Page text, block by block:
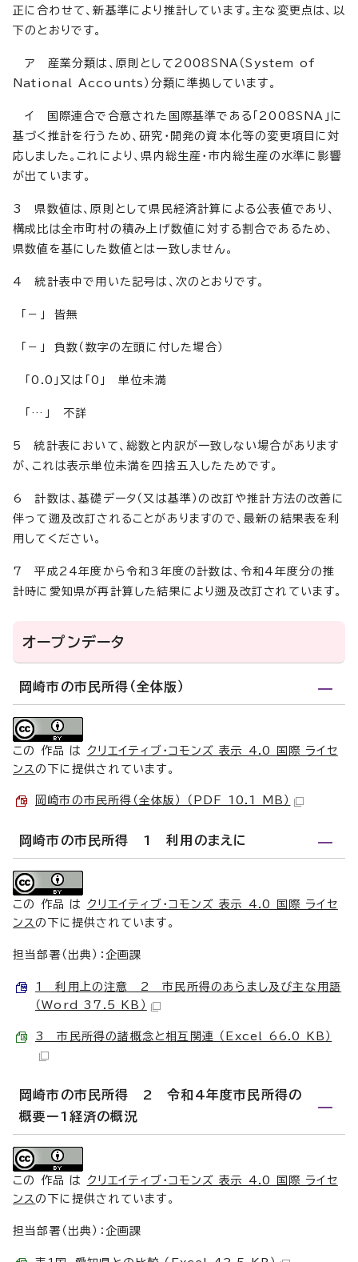
正に合わせて、新基準により推計しています。主な変更点は、以
下のとおりです。
ア 産業分類は、原則として2008SNA（System of
National Accounts）分類に準拠しています。
イ 国際連合で合意された国際基準である「2008SNA」に
基づく推計を行うため、研究・開発の資本化等の変更項目に対
応しました。これにより、県内総生産・市内総生産の水準に影響
が出ています。
3 県数値は、原則として県民経済計算による公表値であり、
構成比は全市町村の積み上げ数値に対する割合であるため、
県数値を基にした数値とは一致しません。
4 統計表中で用いた記号は、次のとおりです。
「－」 皆無
「－」 負数（数字の左頭に付した場合）
「0.0」又は「0」 単位未満
「…」 不詳
5 統計表において、総数と内訳が一致しない場合があります
が、これは表示単位未満を四捨五入したためです。
6 計数は、基礎データ（又は基準）の改訂や推計方法の改善に
伴って遡及改訂されることがありますので、最新の結果表を利
用してください。
7 平成24年度から令和3年度の計数は、令和4年度分の推
計時に愛知県が再計算した結果により遡及改訂されています。
オープンデータ
岡崎市の市民所得（全体版）
この 作品 は クリエイティブ・コモンズ 表示 4.0 国際 ライセ
ンスの下に提供されています。
岡崎市の市民所得（全体版） （PDF 10.1 MB）
岡崎市の市民所得 1 利用のまえに
この 作品 は クリエイティブ・コモンズ 表示 4.0 国際 ライセ
ンスの下に提供されています。
担当部署（出典）：企画課
1 利用上の注意 2 市民所得のあらまし及び主な用語
（Word 37.5 KB）
3 市民所得の諸概念と相互関連 （Excel 66.0 KB）
岡崎市の市民所得 2 令和4年度市民所得の
概要ー1経済の概況
この 作品 は クリエイティブ・コモンズ 表示 4.0 国際 ライセ
ンスの下に提供されています。
担当部署（出典）：企画課